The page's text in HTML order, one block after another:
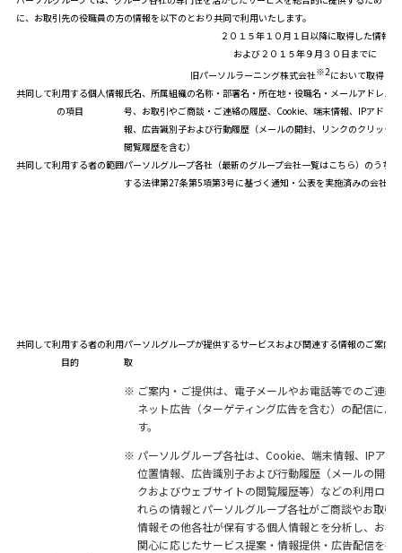
に、お取引先の役職員の方の情報を以下のとおり共同で利用いたします。
２０１５年１０月１日以降に取得した情報
および２０１５年９月３０日までに
旧パーソルラーニング株式会社※2において取得し
共同して利用する個人情報
の項目
氏名、所属組織の名称・部署名・所在地・役職名・メールアドレス
号、お取引やご商談・ご連絡の履歴、Cookie、端末情報、IPアドレ
報、広告識別子および行動履歴（メールの開封、リンクのクリック
閲覧履歴を含む）
共同して利用する者の範囲パーソルグループ各社（最新のグループ会社一覧はこちら）のうち
する法律第27条第5項第3号に基づく通知・公表を実施済みの会社
共同して利用する者の利用
目的
パーソルグループが提供するサービスおよび関連する情報のご案内
取
※ ご案内・ご提供は、電子メールやお電話等でのご連絡
ネット広告（ターゲティング広告を含む）の配信によ
す。
※ パーソルグループ各社は、Cookie、端末情報、IPアド
位置情報、広告識別子および行動履歴（メールの開封
クおよびウェブサイトの閲覧履歴等）などの利用ログ
れらの情報とパーソルグループ各社がご商談やお取引
情報その他各社が保有する個人情報とを分析し、お客
関心に応じたサービス提案・情報提供・広告配信を行